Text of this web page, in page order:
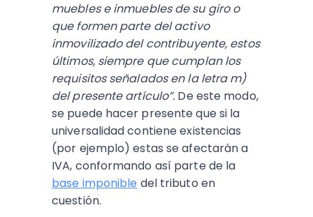
muebles e inmuebles de su giro o
que formen parte del activo
inmovilizado del contribuyente, estos
últimos, siempre que cumplan los
requisitos señalados en la letra m)
del presente artículo”. De este modo,
se puede hacer presente que si la
universalidad contiene existencias
(por ejemplo) estas se afectarán a
IVA, conformando así parte de la
base imponible del tributo en
cuestión.